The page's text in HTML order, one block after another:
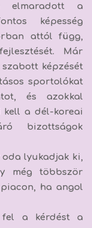
elmaradott a
képesség
attól függ,
Már
képzését
sportolókat
és azokkal
kell a dél-koreai
bizottságok
lyukadjak ki,
még többször
ha angol
fel a kérdést a